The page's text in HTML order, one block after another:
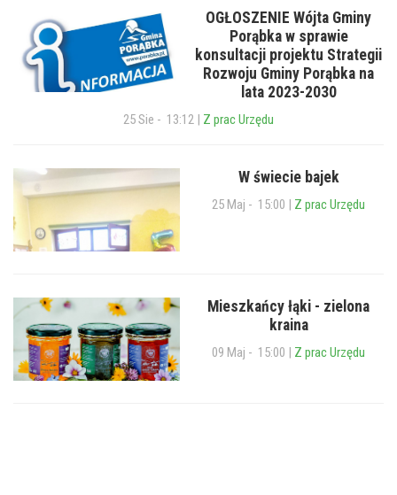
OGŁOSZENIE Wójta Gminy
Porąbka w sprawie
konsultacji projektu Strategii
Rozwoju Gminy Porąbka na
lata 2023-2030
25 Sie - 13:12 | Z prac Urzędu
W świecie bajek
25 Maj - 15:00 | Z prac Urzędu
Mieszkańcy łąki - zielona
kraina
09 Maj - 15:00 | Z prac Urzędu